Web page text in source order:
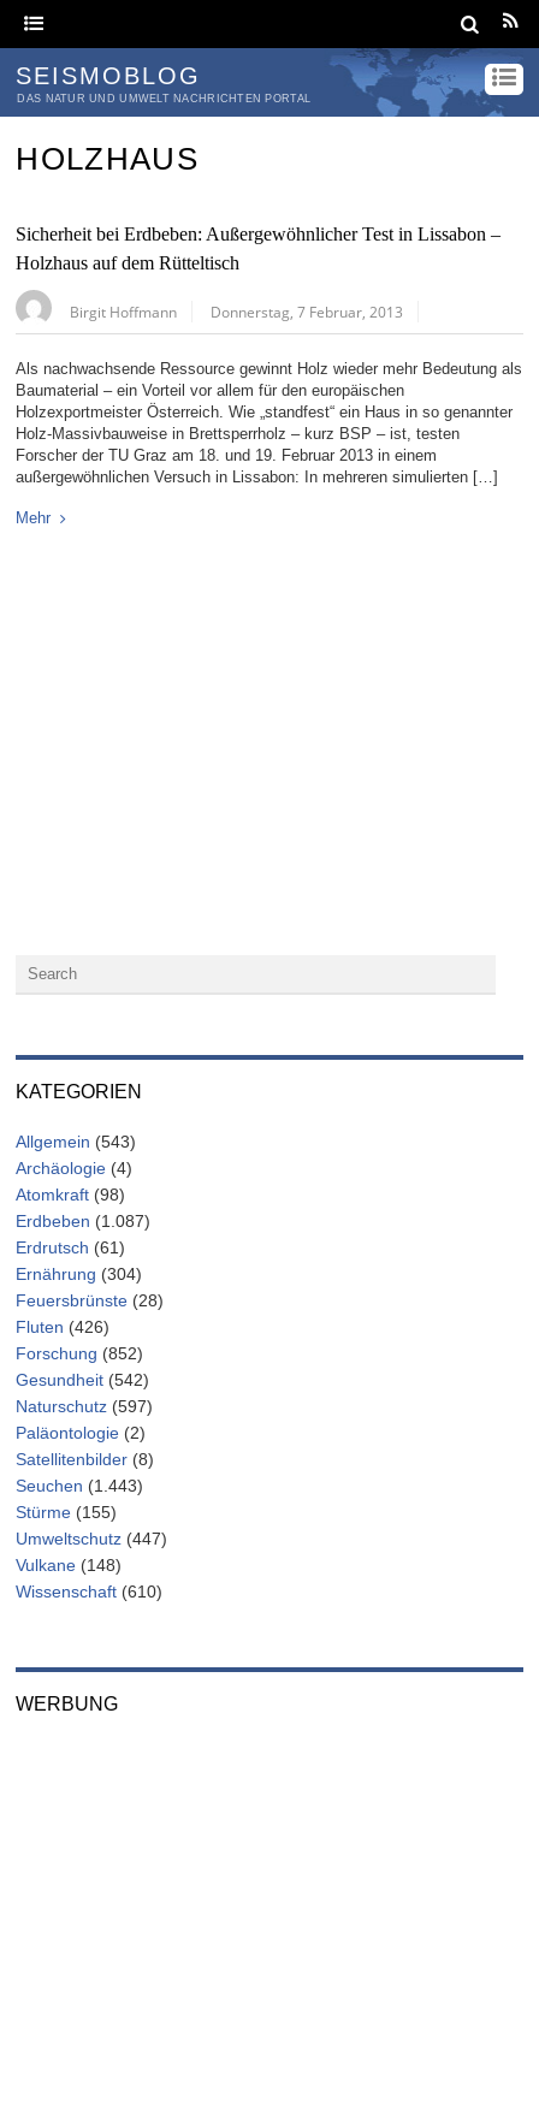
SEISMOBLOG
DAS NATUR UND UMWELT NACHRICHTEN PORTAL
HOLZHAUS
Sicherheit bei Erdbeben: Außergewöhnlicher Test in Lissabon –
Holzhaus auf dem Rütteltisch
Birgit Hoffmann Donnerstag, 7 Februar, 2013
Als nachwachsende Ressource gewinnt Holz wieder mehr Bedeutung als
Baumaterial – ein Vorteil vor allem für den europäischen
Holzexportmeister Österreich. Wie „standfest“ ein Haus in so genannter
Holz-Massivbauweise in Brettsperrholz – kurz BSP – ist, testen
Forscher der TU Graz am 18. und 19. Februar 2013 in einem
außergewöhnlichen Versuch in Lissabon: In mehreren simulierten […]
Mehr
KATEGORIEN
Allgemein (543)
Archäologie (4)
Atomkraft (98)
Erdbeben (1.087)
Erdrutsch (61)
Ernährung (304)
Feuersbrünste (28)
Fluten (426)
Forschung (852)
Gesundheit (542)
Naturschutz (597)
Paläontologie (2)
Satellitenbilder (8)
Seuchen (1.443)
Stürme (155)
Umweltschutz (447)
Vulkane (148)
Wissenschaft (610)
WERBUNG